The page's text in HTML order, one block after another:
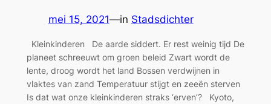
mei 15, 2021—in Stadsdichter
Kleinkinderen De aarde siddert. Er rest weinig tijd De
planeet schreeuwt om groen beleid Zwart wordt de
lente, droog wordt het land Bossen verdwijnen in
vlaktes van zand Temperatuur stijgt en zeeën sterven
Is dat wat onze kleinkinderen straks ‘erven’? Kyoto,